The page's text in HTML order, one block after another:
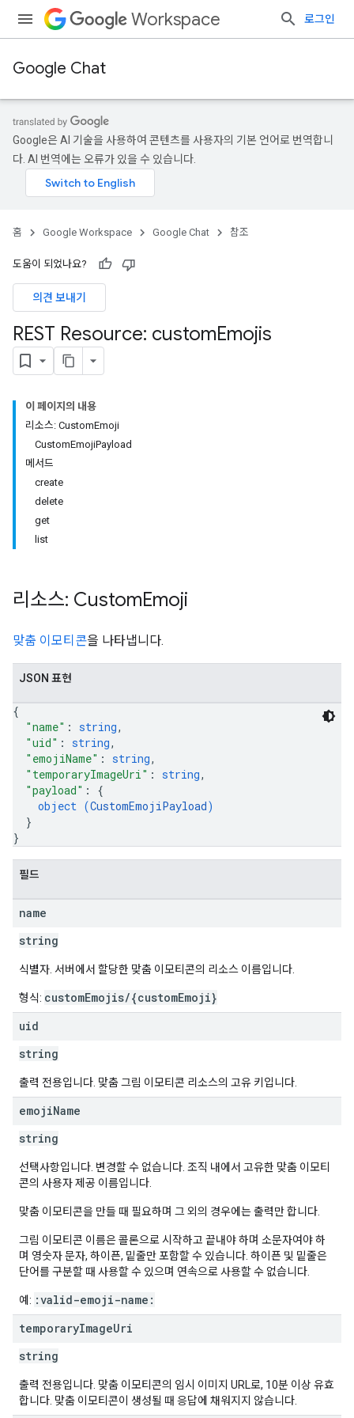
Workspace 로그인
Google Chat
Google은 AI 기술을 사용하여 콘텐츠를 사용자의 기본 언어로 번역합니
다. AI 번역에는 오류가 있을 수 있습니다.
홈 Google Workspace Google Chat 참조
도움이 되었나요?
의견 보내기
REST Resource: customEmojis
이 페이지의 내용
리소스: CustomEmoji
CustomEmojiPayload
메서드
create
delete
get
list
리소스: CustomEmoji
맞춤 이모티콘을 나타냅니다.
JSON 표현
{
"name" : string,
"uid" : string,
"emojiName" : string,
"temporaryImageUri" : string,
"payload" : {
object (CustomEmojiPayload)
}
}
필드
name
string
식별자. 서버에서 할당한 맞춤 이모티콘의 리소스 이름입니다.
형식: customEmojis/{customEmoji}
uid
string
출력 전용입니다. 맞춤 그림 이모티콘 리소스의 고유 키입니다.
emojiName
string
선택사항입니다. 변경할 수 없습니다. 조직 내에서 고유한 맞춤 이모티
콘의 사용자 제공 이름입니다.
맞춤 이모티콘을 만들 때 필요하며 그 외의 경우에는 출력만 합니다.
그림 이모티콘 이름은 콜론으로 시작하고 끝내야 하며 소문자여야 하
며 영숫자 문자, 하이픈, 밑줄만 포함할 수 있습니다. 하이픈 및 밑줄은
단어를 구분할 때 사용할 수 있으며 연속으로 사용할 수 없습니다.
예: :valid-emoji-name:
temporaryImageUri
string
출력 전용입니다. 맞춤 이모티콘의 임시 이미지 URL로, 10분 이상 유효
합니다. 맞춤 이모티콘이 생성될 때 응답에 채워지지 않습니다.